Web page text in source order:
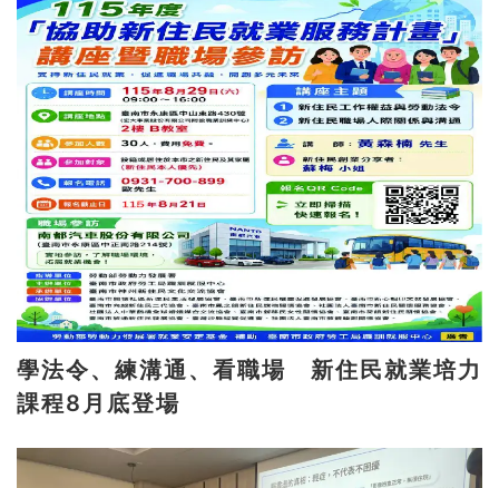
學法令、練溝通、看職場 新住民就業培力
課程8月底登場